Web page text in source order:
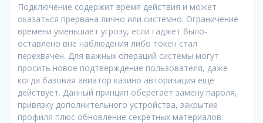
Подключение содержит время действия и может
оказаться прервана лично или системно. Ограничение
времени уменьшает угрозу, если гаджет было-
оставлено вне наблюдения либо токен стал
перехвачен. Для важных операций системы могут
просить новое подтверждение пользователя, даже
когда базовая авиатор казино авторизация еще
действует. Данный принцип оберегает замену пароля,
привязку дополнительного устройства, закрытие
профиля плюс обновление секретных материалов.